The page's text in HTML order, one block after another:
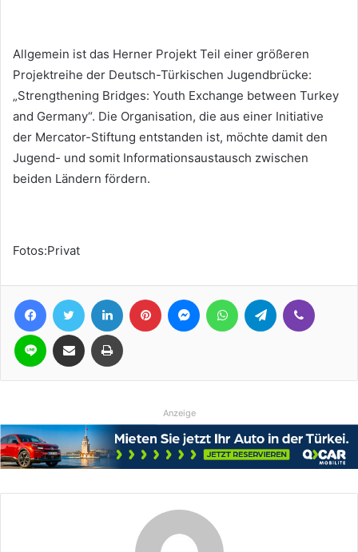
Allgemein ist das Herner Projekt Teil einer größeren
Projektreihe der Deutsch-Türkischen Jugendbrücke:
„Strengthening Bridges: Youth Exchange between Turkey
and Germany“. Die Organisation, die aus einer Initiative
der Mercator-Stiftung entstanden ist, möchte damit den
Jugend- und somit Informationsaustausch zwischen
beiden Ländern fördern.
Fotos:Privat
FacebookTwitter LinkedIn Pinterest MessengerWhatsAppTelegram
Line Teile per E-Mail Drucken
Anzeige